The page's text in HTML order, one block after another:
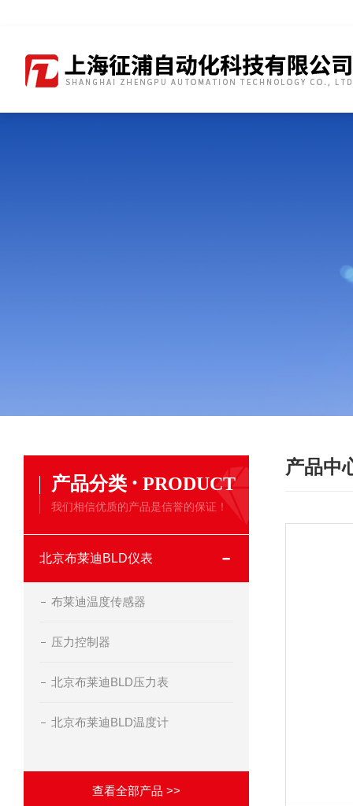
产品中
产品分类 · PRODUCT
我们相信优质的产品是信誉的保证！
北京布莱迪BLD仪表
布莱迪温度传感器
压力控制器
北京布莱迪BLD压力表
北京布莱迪BLD温度计
查看全部产品 >>